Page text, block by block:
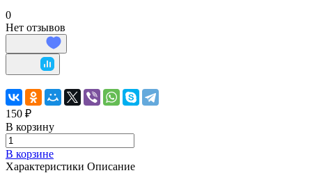
0
Нет отзывов
150 ₽
В корзину
В корзине
Характеристики Описание